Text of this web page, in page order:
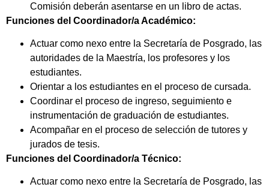
Comisión deberán asentarse en un libro de actas.
Funciones del Coordinador/a Académico:
Actuar como nexo entre la Secretaría de Posgrado, las
autoridades de la Maestría, los profesores y los
estudiantes.
Orientar a los estudiantes en el proceso de cursada.
Coordinar el proceso de ingreso, seguimiento e
instrumentación de graduación de estudiantes.
Acompañar en el proceso de selección de tutores y
jurados de tesis.
Funciones del Coordinador/a Técnico:
Actuar como nexo entre la Secretaría de Posgrado, las